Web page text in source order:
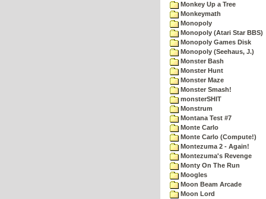
Monkey Up a Tree
Monkeymath
Monopoly
Monopoly (Atari Star BBS)
Monopoly Games Disk
Monopoly (Seehaus, J.)
Monster Bash
Monster Hunt
Monster Maze
Monster Smash!
monsterSHIT
Monstrum
Montana Test #7
Monte Carlo
Monte Carlo (Compute!)
Montezuma 2 - Again!
Montezuma's Revenge
Monty On The Run
Moogles
Moon Beam Arcade
Moon Lord